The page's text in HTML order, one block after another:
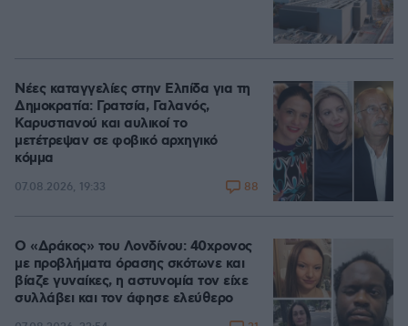
Νέες καταγγελίες στην Ελπίδα για τη
Δημοκρατία: Γρατσία, Γαλανός,
Καρυστιανού και αυλικοί το
μετέτρεψαν σε φοβικό αρχηγικό
κόμμα
07.08.2026, 19:33 88
Ο «Δράκος» του Λονδίνου: 40χρονος
με προβλήματα όρασης σκότωνε και
βίαζε γυναίκες, η αστυνομία τον είχε
συλλάβει και τον άφησε ελεύθερο